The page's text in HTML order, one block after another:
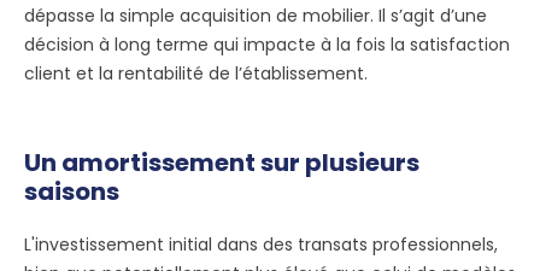
dépasse la simple acquisition de mobilier. Il s’agit d’une
décision à long terme qui impacte à la fois la satisfaction
client et la rentabilité de l’établissement.
Un amortissement sur plusieurs
saisons
L'investissement initial dans des transats professionnels,